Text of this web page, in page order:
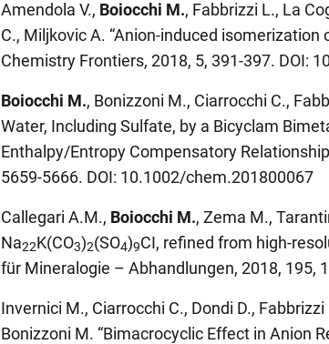
Amendola V., Boiocchi M., Fabbrizzi L., La
C., Miljkovic A. “Anion-induced
Chemistry Frontiers, 2018, 5, 391-397. DOI:
Boiocchi M., Bonizzoni M., Ciarrocchi C.,
Water, Including Sulfate, by a Bicyclam
Enthalpy/Entropy Compensatory
5659-5666. DOI: 10.1002/chem.201800067
Callegari A.M., Boiocchi M., Zema M.,
Na22K(CO3)2(SO4)9CI, refined from high-
für Mineralogie – Abhandlungen, 2018, 195,
Invernici M., Ciarrocchi C., Dondi D.,
Bonizzoni M. “Bimacrocyclic Effect in Anion